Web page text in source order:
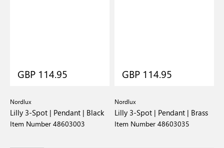
GBP 114.95
Nordlux
Lilly 3-Spot | Pendant | Black
Item Number 48603003
GBP 114.95
Nordlux
Lilly 3-Spot | Pendant | Brass
Item Number 48603035